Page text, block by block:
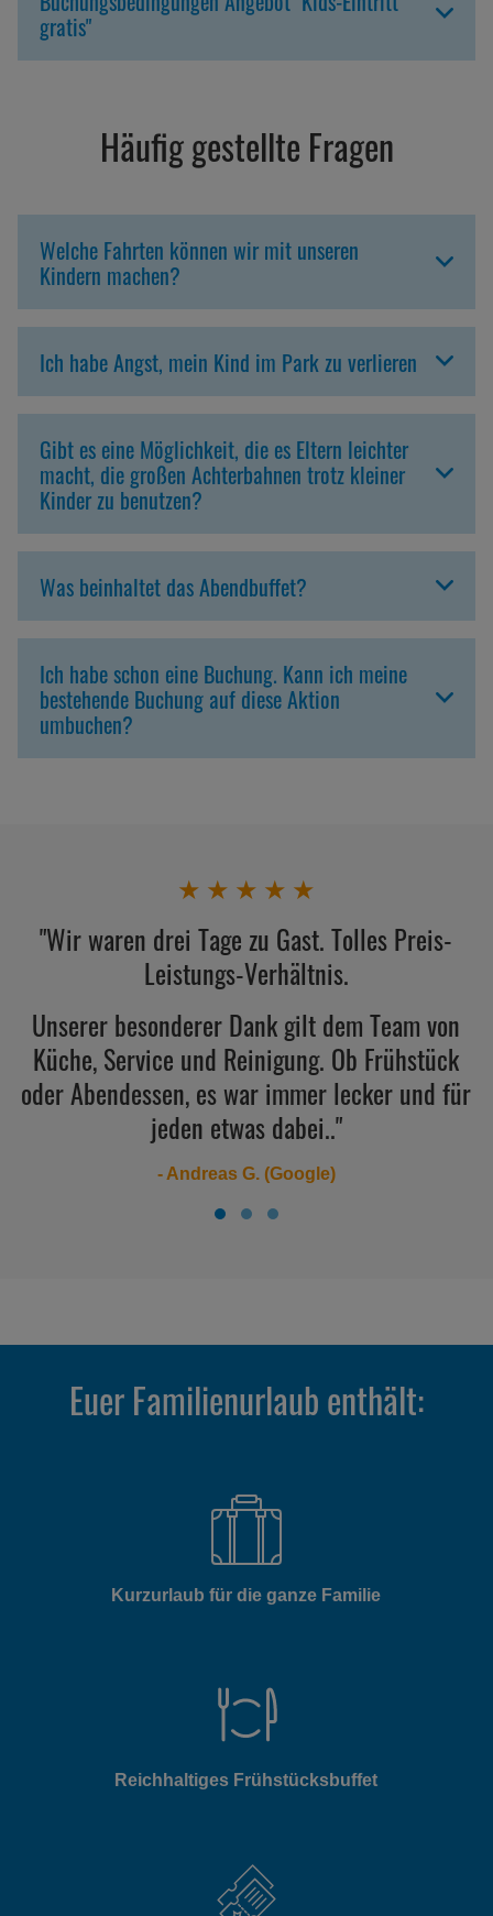
gratis"
Häufig gestellte Fragen
Welche Fahrten können wir mit unseren
Kindern machen?
Ich habe Angst, mein Kind im Park zu verlieren
Gibt es eine Möglichkeit, die es Eltern leichter
macht, die großen Achterbahnen trotz kleiner
Kinder zu benutzen?
Was beinhaltet das Abendbuffet?
Ich habe schon eine Buchung. Kann ich meine
bestehende Buchung auf diese Aktion
umbuchen?
★ ★ ★ ★ ★
"Wir waren drei Tage zu Gast. Tolles Preis-
Leistungs-Verhältnis.
Unserer besonderer Dank gilt dem Team von
Küche, Service und Reinigung. Ob Frühstück
oder Abendessen, es war immer lecker und für
jeden etwas dabei.."
- Andreas G. (Google)
Euer Familienurlaub enthält:
Kurzurlaub für die ganze Familie
Reichhaltiges Frühstücksbuffet